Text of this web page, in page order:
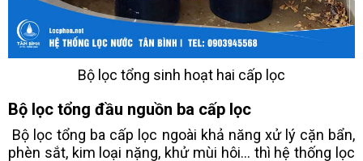
Bộ lọc tổng sinh hoạt hai cấp lọc
Bộ lọc tổng đầu nguồn ba cấp lọc
Bộ lọc tổng ba cấp lọc ngoài khả năng xử lý cặn bẩn,
phèn sắt, kim loại nặng, khử mùi hôi... thì hệ thống lọc